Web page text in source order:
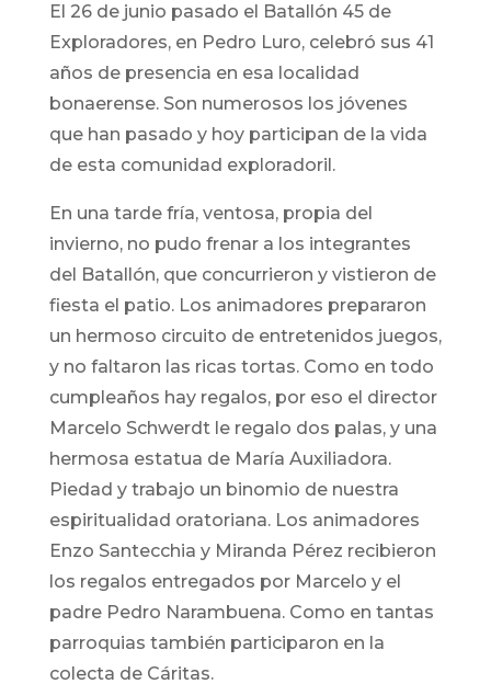
El 26 de junio pasado el Batallón 45 de
Exploradores, en Pedro Luro, celebró sus 41
años de presencia en esa localidad
bonaerense. Son numerosos los jóvenes
que han pasado y hoy participan de la vida
de esta comunidad exploradoril.
En una tarde fría, ventosa, propia del
invierno, no pudo frenar a los integrantes
del Batallón, que concurrieron y vistieron de
fiesta el patio. Los animadores prepararon
un hermoso circuito de entretenidos juegos,
y no faltaron las ricas tortas. Como en todo
cumpleaños hay regalos, por eso el director
Marcelo Schwerdt le regalo dos palas, y una
hermosa estatua de María Auxiliadora.
Piedad y trabajo un binomio de nuestra
espiritualidad oratoriana. Los animadores
Enzo Santecchia y Miranda Pérez recibieron
los regalos entregados por Marcelo y el
padre Pedro Narambuena. Como en tantas
parroquias también participaron en la
colecta de Cáritas.